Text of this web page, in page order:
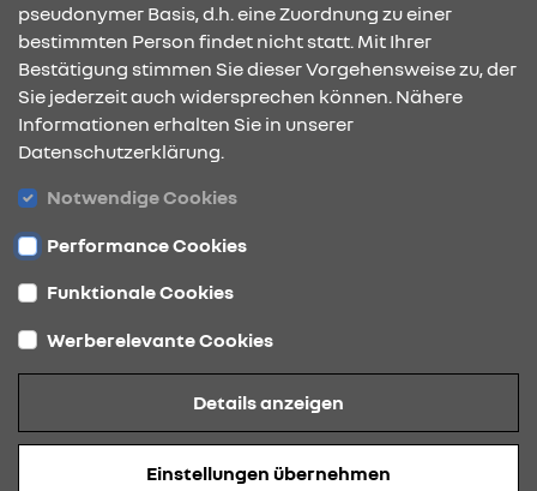
KONTAKT & ANFAHRT
ÖFFNUNGSZEITEN
STANDORTE
Datenschutz
pseudonymer Basis, d.h. eine Zuordnung zu einer
bestimmten Person findet nicht statt. Mit Ihrer
Bestätigung stimmen Sie dieser Vorgehensweise zu, der
Sie jederzeit auch widersprechen können. Nähere
Informationen erhalten Sie in unserer
Datenschutzerklärung.
Notwendige Cookies
Performance Cookies
Funktionale Cookies
Werberelevante Cookies
Details anzeigen
Einstellungen übernehmen